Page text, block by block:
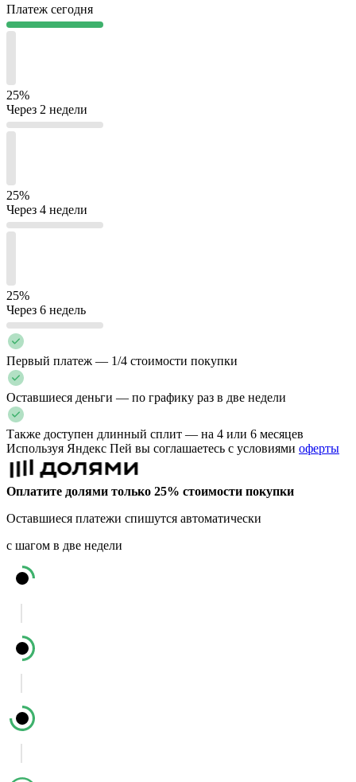
Платеж сегодня
25%
Через 2 недели
25%
Через 4 недели
25%
Через 6 недель
Первый платеж — 1/4 стоимости покупки
Оставшиеся деньги — по графику раз в две недели
Также доступен длинный сплит — на 4 или 6 месяцев
Используя Яндекс Пей вы соглашаетесь с условиями оферты
Оплатите долями только 25% стоимости покупки
Оставшиеся платежи спишутся автоматически
с шагом в две недели